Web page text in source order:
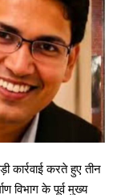
कार्रवाई करते हुए तीन
विभाग के पूर्व मुख्य